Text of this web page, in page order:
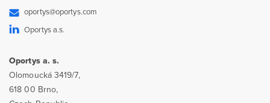
oportys@oportys.com
Oportys a.s.
Oportys a. s.
Olomoucká 3419/7,
618 00 Brno,